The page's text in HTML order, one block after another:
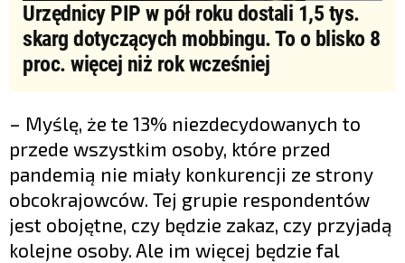
Urzędnicy PIP w pół roku dostali 1,5 tys.
skarg dotyczących mobbingu. To o blisko 8
proc. więcej niż rok wcześniej
– Myślę, że te 13% niezdecydowanych to
przede wszystkim osoby, które przed
pandemią nie miały konkurencji ze strony
obcokrajowców. Tej grupie respondentów
jest obojętne, czy będzie zakaz, czy przyjadą
kolejne osoby. Ale im więcej będzie fal